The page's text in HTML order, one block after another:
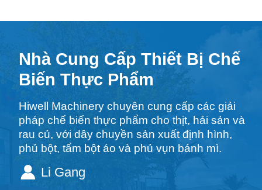
Nhà Cung Cấp Thiết Bị Chế
Biến Thực Phẩm
Hiwell Machinery chuyên cung cấp các giải
pháp chế biến thực phẩm cho thịt, hải sản và
rau củ, với dây chuyền sản xuất định hình,
phủ bột, tẩm bột áo và phủ vụn bánh mì.
Li Gang